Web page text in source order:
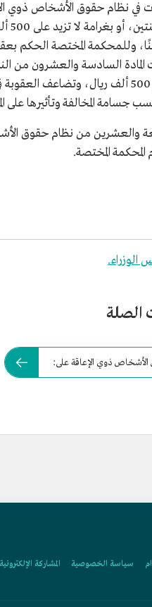
في نظام حقوق الأشخاص ذوي
وللمحكمة المختصة الحكم
السادسة والعشرون من
بغرامة لا تزيد على 500 ألف ريال،
جسامة المخالفة وتأثيرها على
والعشرين من نظام حقوق
المحكمة المختصة.
الوزراء.
الصلة
ذوي الإعاقة على:
سياسة الخصوصية المشاركة الإلكترونية